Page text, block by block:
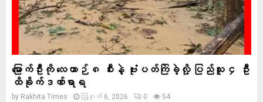
မြောက်ဦးကို လေယာဉ် ၈ စီးနဲ့ ဗုံးပတ်ကြဲခဲ့လို့ ပြည်သူ ၄ ဦး
ထိခိုက်ဒဏ်ရာရ
by Rakhita Times ဩဂုတ် 6, 2026 0 54